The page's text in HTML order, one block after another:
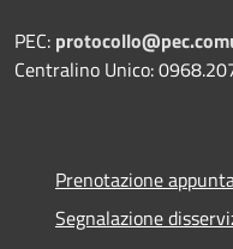
PEC:
Centralino Unico:
Prenotazione
Segnalazione